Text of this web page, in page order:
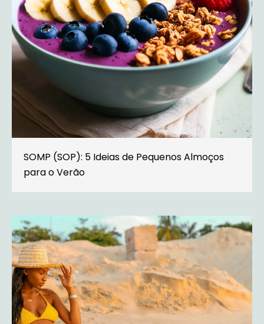
SOMP (SOP): 5 Ideias de Pequenos Almoços
para o Verão